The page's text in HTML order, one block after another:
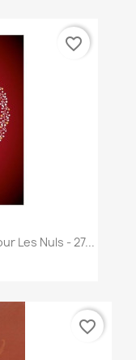
Les Nuls - 27...
favorite_border
favorite_border